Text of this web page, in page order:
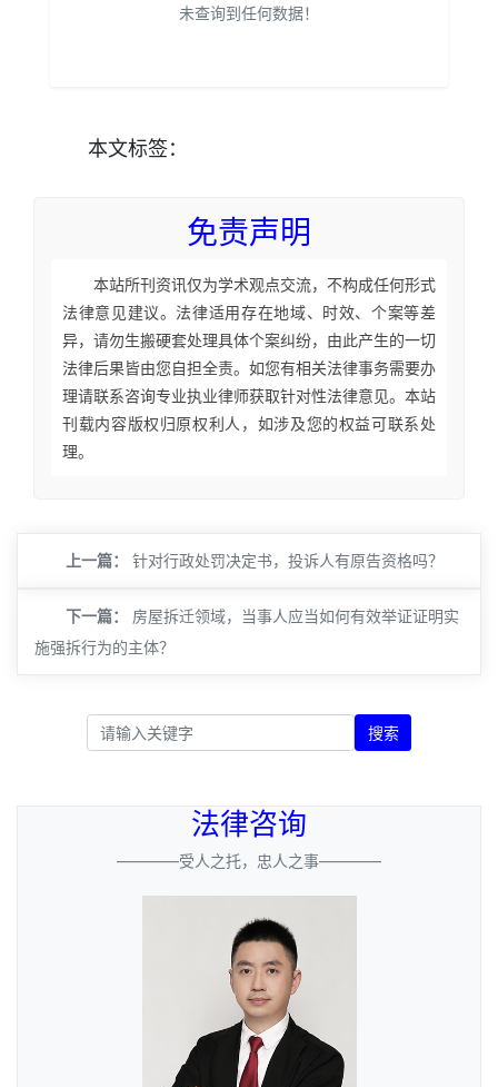
未查询到任何数据！
本文标签：
免责声明
本站所刊资讯仅为学术观点交流，不构成任何形式
法律意见建议。法律适用存在地域、时效、个案等差
异，请勿生搬硬套处理具体个案纠纷，由此产生的一切
法律后果皆由您自担全责。如您有相关法律事务需要办
理请联系咨询专业执业律师获取针对性法律意见。本站
刊载内容版权归原权利人，如涉及您的权益可联系处
理。
上一篇： 针对行政处罚决定书，投诉人有原告资格吗？
下一篇：
房屋拆迁领域，当事人应当如何有效举证证明实
施强拆行为的主体？
搜索
法律咨询
————受人之托，忠人之事————